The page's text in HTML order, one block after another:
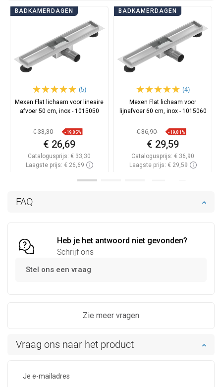
FAQ
Heb je het antwoord niet gevonden?
Schrijf ons
Stel ons een vraag
Zie meer vragen
Vraag ons naar het product
BADKAMERDAGEN
(5)
Mexen Flat lichaam voor lineaire
afvoer 50 cm, inox - 1015050
€ 33,30 -19,85%
€ 26,69
Catalogusprijs: € 33,30
Laagste prijs: € 26,69
BADKAMERDAGEN
(4)
Mexen Flat lichaam voor
lijnafvoer 60 cm, inox - 1015060
€ 36,90 -19,81%
€ 29,59
Catalogusprijs: € 36,90
Laagste prijs: € 29,59